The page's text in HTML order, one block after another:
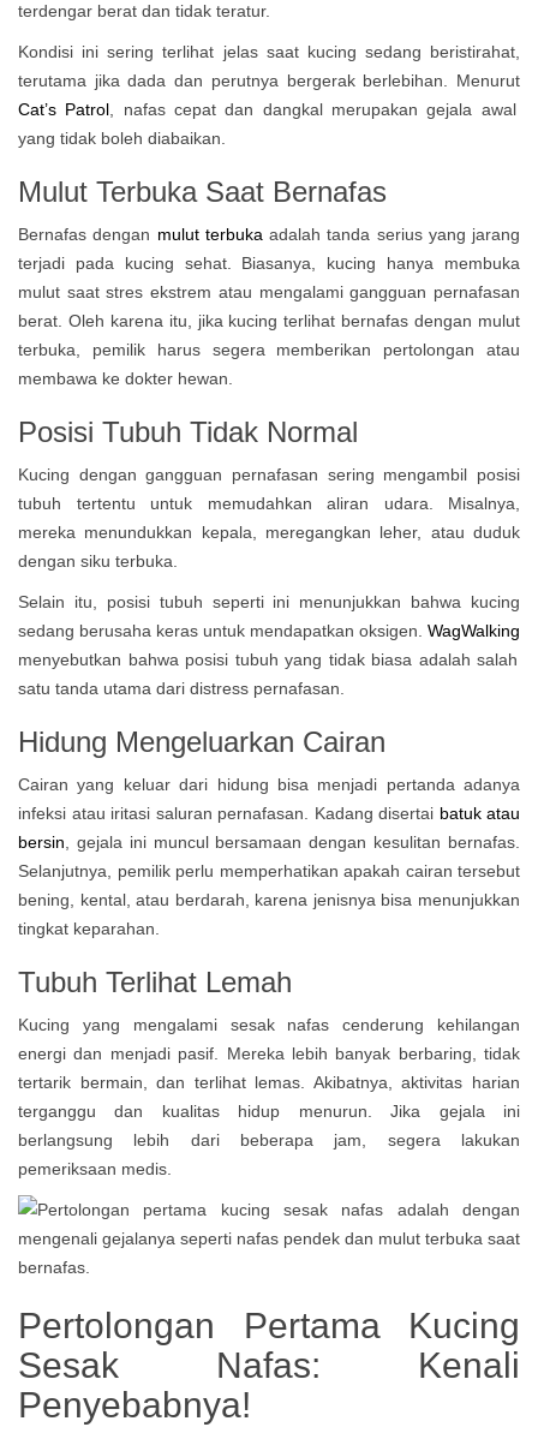
terdengar berat dan tidak teratur.
Kondisi ini sering terlihat jelas saat kucing sedang beristirahat,
terutama jika dada dan perutnya bergerak berlebihan. Menurut
Cat’s Patrol , nafas cepat dan dangkal merupakan gejala awal
yang tidak boleh diabaikan.
Mulut Terbuka Saat Bernafas
Bernafas dengan mulut terbuka adalah tanda serius yang jarang
terjadi pada kucing sehat. Biasanya, kucing hanya membuka
mulut saat stres ekstrem atau mengalami gangguan pernafasan
berat. Oleh karena itu, jika kucing terlihat bernafas dengan mulut
terbuka, pemilik harus segera memberikan pertolongan atau
membawa ke dokter hewan.
Posisi Tubuh Tidak Normal
Kucing dengan gangguan pernafasan sering mengambil posisi
tubuh tertentu untuk memudahkan aliran udara. Misalnya,
mereka menundukkan kepala, meregangkan leher, atau duduk
dengan siku terbuka.
Selain itu, posisi tubuh seperti ini menunjukkan bahwa kucing
sedang berusaha keras untuk mendapatkan oksigen. WagWalking
menyebutkan bahwa posisi tubuh yang tidak biasa adalah salah
satu tanda utama dari distress pernafasan.
Hidung Mengeluarkan Cairan
Cairan yang keluar dari hidung bisa menjadi pertanda adanya
infeksi atau iritasi saluran pernafasan. Kadang disertai batuk atau
bersin , gejala ini muncul bersamaan dengan kesulitan bernafas.
Selanjutnya, pemilik perlu memperhatikan apakah cairan tersebut
bening, kental, atau berdarah, karena jenisnya bisa menunjukkan
tingkat keparahan.
Tubuh Terlihat Lemah
Kucing yang mengalami sesak nafas cenderung kehilangan
energi dan menjadi pasif. Mereka lebih banyak berbaring, tidak
tertarik bermain, dan terlihat lemas. Akibatnya, aktivitas harian
terganggu dan kualitas hidup menurun. Jika gejala ini
berlangsung lebih dari beberapa jam, segera lakukan
pemeriksaan medis.
Pertolongan Pertama Kucing
Sesak Nafas: Kenali
Penyebabnya!